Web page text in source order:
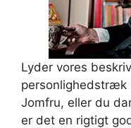
Lyder vores
personlighedstræk
Jomfru, eller du
er det en rigtigt